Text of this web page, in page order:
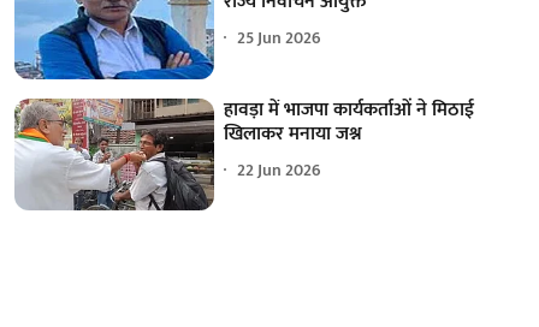
25 Jun 2026
हावड़ा में भाजपा कार्यकर्ताओं ने मिठाई
खिलाकर मनाया जश्न
22 Jun 2026